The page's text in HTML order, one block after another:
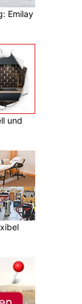
Emilay
und